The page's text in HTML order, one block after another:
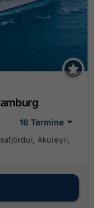
16 Termine
Akureyri,